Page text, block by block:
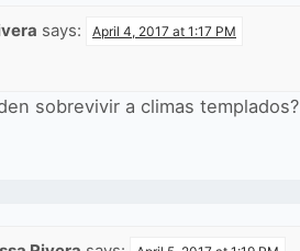
says: April 4, 2017 at 1:17 PM
sobrevivir a climas